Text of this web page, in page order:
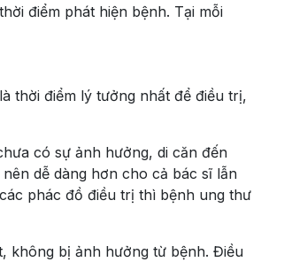
điểm phát hiện bệnh. Tại mỗi
thời điểm lý tưởng nhất để điều trị,
có sự ảnh hưởng, di căn đến
dễ dàng hơn cho cả bác sĩ lẫn
phác đồ điều trị thì bệnh ung thư
không bị ảnh hưởng từ bệnh. Điều